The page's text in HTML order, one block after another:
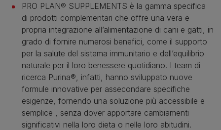
PRO PLAN® SUPPLEMENTS è la gamma specifica
di prodotti complementari che offre una vera e
propria integrazione all’alimentazione di cani e gatti, in
grado di fornire numerosi benefici, come il supporto
per la salute del sistema immunitario e dell’equilibrio
naturale per il loro benessere quotidiano. I team di
ricerca Purina®, infatti, hanno sviluppato nuove
formule innovative per assecondare specifiche
esigenze, fornendo una soluzione più accessibile e
semplice , senza dover apportare cambiamenti
significativi nella loro dieta o nelle loro abitudini.